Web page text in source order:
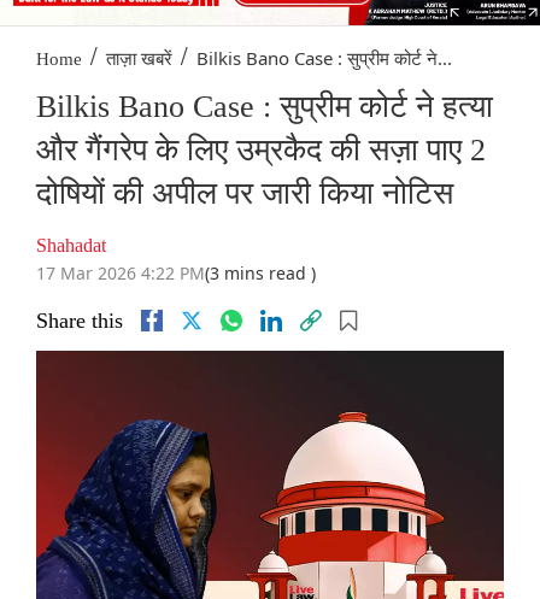
Home / ताज़ा खबरें / Bilkis Bano Case : सुप्रीम कोर्ट ने...
Bilkis Bano Case : सुप्रीम कोर्ट ने हत्या
और गैंगरेप के लिए उम्रकैद की सज़ा पाए 2
दोषियों की अपील पर जारी किया नोटिस
Shahadat
17 Mar 2026 4:22 PM(3 mins read )
Share this